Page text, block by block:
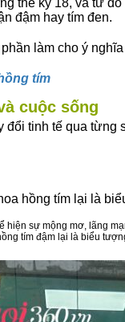
thế kỷ 18, và từ
đậm hay tím đen.
làm cho ý
tím
cuộc sống
tinh tế qua
hồng tím lại là
hiện sự mộng mơ, lãng
tím đậm lại là biểu